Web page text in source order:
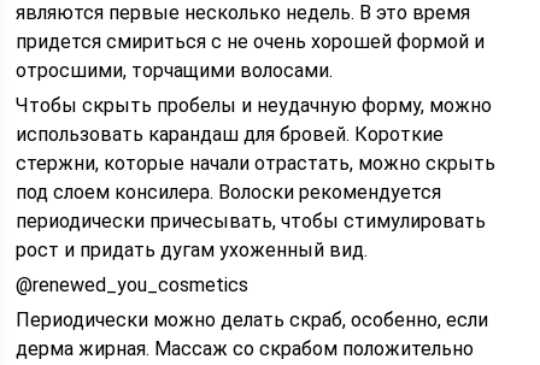
являются первые несколько недель. В это время
придется смириться с не очень хорошей формой и
отросшими, торчащими волосами.
Чтобы скрыть пробелы и неудачную форму, можно
использовать карандаш для бровей. Короткие
стержни, которые начали отрастать, можно скрыть
под слоем консилера. Волоски рекомендуется
периодически причесывать, чтобы стимулировать
рост и придать дугам ухоженный вид.
@renewed_you_cosmetics
Периодически можно делать скраб, особенно, если
дерма жирная. Массаж со скрабом положительно